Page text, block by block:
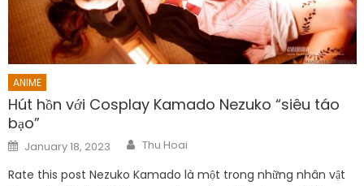
ANIME
Hút hồn với Cosplay Kamado Nezuko “siêu táo
bạo”
Posted
on
January 18, 2023 Author
Thu Hoai
Rate this post Nezuko Kamado là một trong những nhân vật